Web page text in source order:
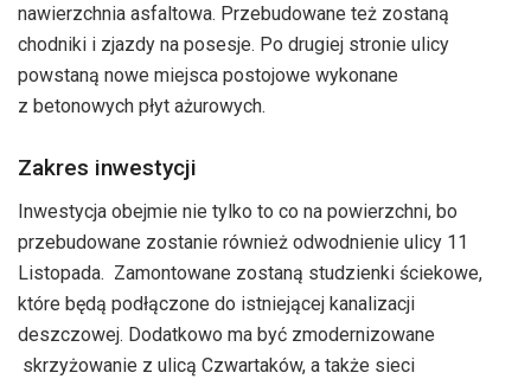
nawierzchnia asfaltowa. Przebudowane też zostaną
chodniki i zjazdy na posesje. Po drugiej stronie ulicy
powstaną nowe miejsca postojowe wykonane
z betonowych płyt ażurowych.
Zakres inwestycji
Inwestycja obejmie nie tylko to co na powierzchni, bo
przebudowane zostanie również odwodnienie ulicy 11
Listopada. Zamontowane zostaną studzienki ściekowe,
które będą podłączone do istniejącej kanalizacji
deszczowej. Dodatkowo ma być zmodernizowane
skrzyżowanie z ulicą Czwartaków, a także sieci